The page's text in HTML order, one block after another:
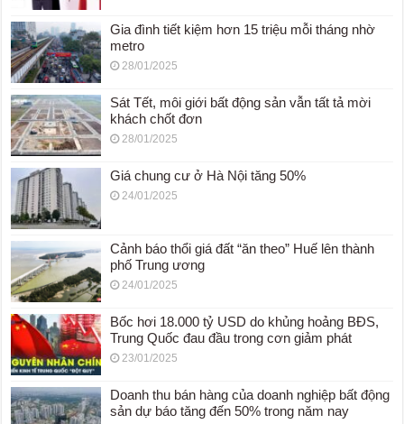
Gia đình tiết kiệm hơn 15 triệu mỗi tháng nhờ
metro
28/01/2025
Sát Tết, môi giới bất động sản vẫn tất tả mời
khách chốt đơn
28/01/2025
Giá chung cư ở Hà Nội tăng 50%
24/01/2025
Cảnh báo thổi giá đất “ăn theo” Huế lên thành
phố Trung ương
24/01/2025
Bốc hơi 18.000 tỷ USD do khủng hoảng BĐS,
Trung Quốc đau đầu trong cơn giảm phát
23/01/2025
Doanh thu bán hàng của doanh nghiệp bất động
sản dự báo tăng đến 50% trong năm nay